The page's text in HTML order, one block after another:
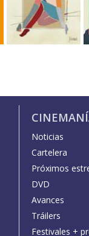
Noticias
Cartelera
Próximos
DVD
Avances
Tráilers
Festivales +